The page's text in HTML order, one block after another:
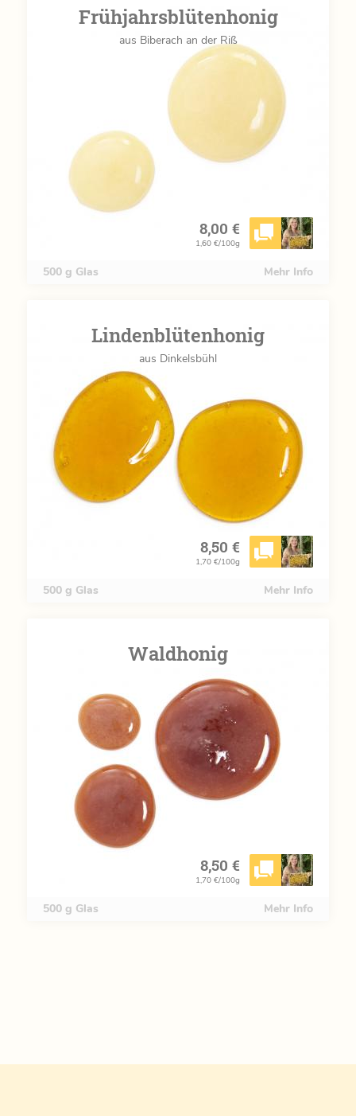
Frühjahrsblütenhonig
aus Biberach an der Riß
8,00 €
1,60 €/100g
500 g Glas Mehr Info
Lindenblütenhonig
aus Dinkelsbühl
8,50 €
1,70 €/100g
500 g Glas Mehr Info
Waldhonig
8,50 €
1,70 €/100g
500 g Glas Mehr Info